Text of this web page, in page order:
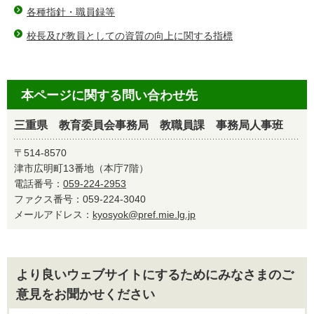
各種指針・職員録等
校長及び教員としての資質の向上に関する指標
本ページに関する問い合わせ先
三重県 教育委員会事務局 教職員課 事務局人事班
〒514-8570
津市広明町13番地（本庁7階）
電話番号： 059-224-2953
ファクス番号：059-224-3040
メールアドレス： kyosyok@pref.mie.lg.jp
より良いウェブサイトにするためにみなさまのご
意見をお聞かせください